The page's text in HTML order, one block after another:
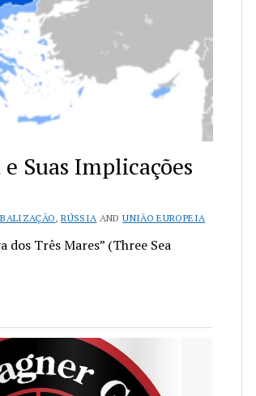
Suas Implicações
,RÚSSIA ANDUNIÃO EUROPEIA
Três Mares” (Three Sea